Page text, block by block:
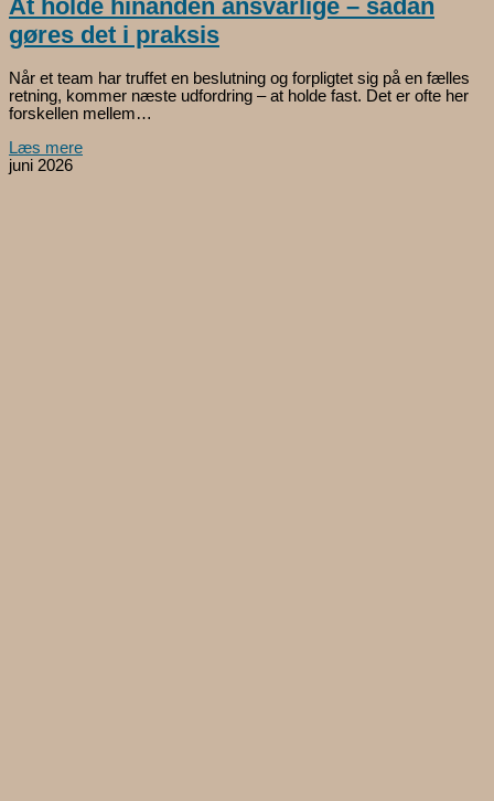
At holde hinanden ansvarlige – sådan
gøres det i praksis
Når et team har truffet en beslutning og forpligtet sig på en fælles
retning, kommer næste udfordring – at holde fast. Det er ofte her
forskellen mellem…
Læs mere
juni 2026